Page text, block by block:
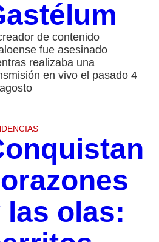
de contenido
fue asesinado
realizaba una
en vivo el pasado 4
las olas: